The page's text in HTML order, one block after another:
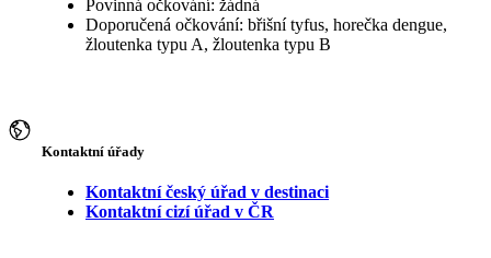
Povinná očkování: žádná
Doporučená očkování: břišní tyfus, horečka dengue,
žloutenka typu A, žloutenka typu B
Kontaktní úřady
Kontaktní český úřad v destinaci
Kontaktní cizí úřad v ČR